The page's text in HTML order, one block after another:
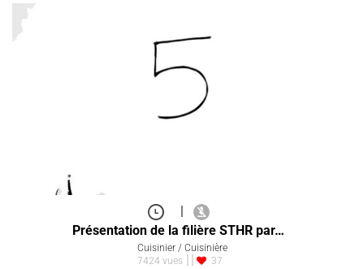
|
Présentation de la filière STHR par…
Cuisinier / Cuisinière
7424 vues
37